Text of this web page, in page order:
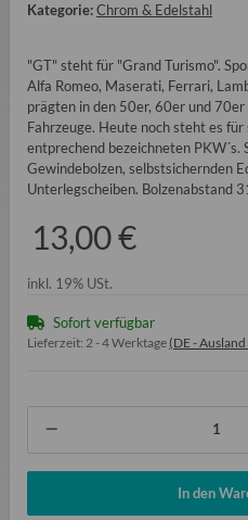
Kategorie:Chrom & Edelstahl
"GT" steht für "Grand Turismo".
Alfa Romeo, Maserati, Ferrari,
prägten in den 50er, 60er und
Fahrzeuge. Heute noch steht es
entprechend bezeichneten
Gewindebolzen, selbstsichernden
Unterlegscheiben. Bolzenabstand
13,00 €
inkl. 19% USt.
Sofort verfügbar
Lieferzeit: 2 - 4 Werktage (DE -
In den